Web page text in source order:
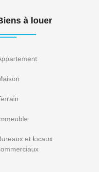
à louer
et locaux